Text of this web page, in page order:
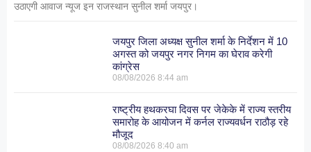
उठाएगी आवाज न्यूज इन राजस्थान सुनील शर्मा जयपुर।
जयपुर जिला अध्यक्ष सुनील शर्मा के निर्देशन में 10
अगस्त को जयपुर नगर निगम का घेराव करेगी
कांग्रेस
08/08/20268:44 am
राष्ट्रीय हथकरघा दिवस पर जेकेके में राज्य स्तरीय
समारोह के आयोजन में कर्नल राज्यवर्धन राठौड़ रहे
मौजूद
08/08/20268:40 am